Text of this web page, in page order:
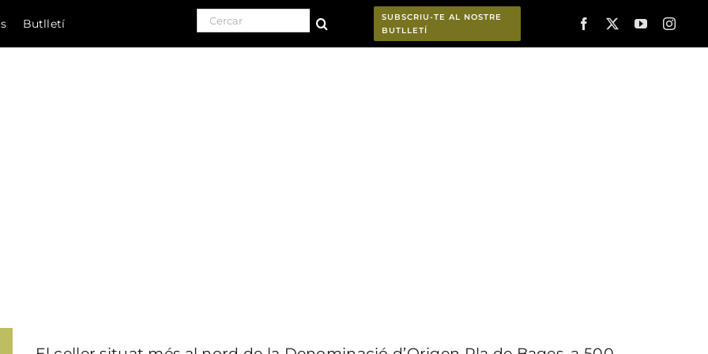
Butlletí Search for:
SUBSCRIU-TE AL NOSTRE
BUTLLETÍ